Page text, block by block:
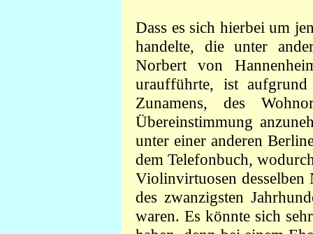
Dass es sich hierbei um
handelte, die unter
Norbert von
uraufführte, ist
Zunamens, des
Übereinstimmung
unter einer anderen
dem Telefonbuch,
Violinvirtuosen desselben
des zwanzigsten
waren. Es könnte sich